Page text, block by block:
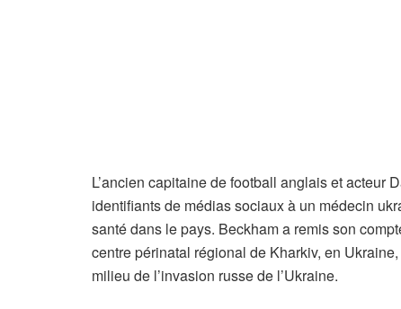
L’ancien capitaine de football anglais et acteur
identifiants de médias sociaux à un médecin
santé dans le pays. Beckham a remis son
centre périnatal régional de Kharkiv, en
milieu de l’invasion russe de l’Ukraine.